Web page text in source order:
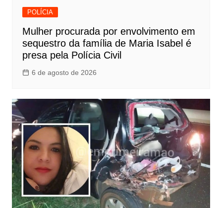
POLÍCIA
Mulher procurada por envolvimento em
sequestro da família de Maria Isabel é
presa pela Polícia Civil
6 de agosto de 2026